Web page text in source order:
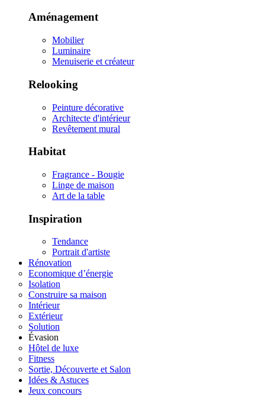
Aménagement
Mobilier
Luminaire
Menuiserie et créateur
Relooking
Peinture décorative
Architecte d'intérieur
Revêtement mural
Habitat
Fragrance - Bougie
Linge de maison
Art de la table
Inspiration
Tendance
Portrait d'artiste
Rénovation
Economique d’énergie
Isolation
Construire sa maison
Intérieur
Extérieur
Solution
Évasion
Hôtel de luxe
Fitness
Sortie, Découverte et Salon
Idées & Astuces
Jeux concours